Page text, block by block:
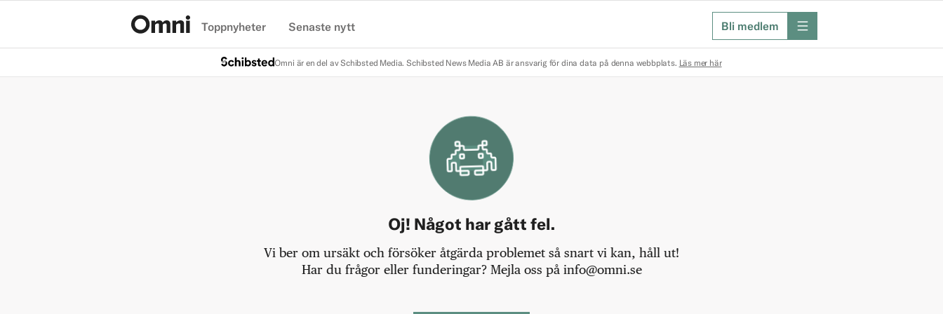
Toppnyheter Senaste nytt Bli medlem meny
Omni är en del av Schibsted Media. Schibsted News Media AB är ansvarig för dina data på denna webbplats. Läs mer här
Oj! Något har gått fel.
Vi ber om ursäkt och försöker åtgärda problemet så snart vi kan, håll ut!
Har du frågor eller funderingar? Mejla oss på info@omni.se